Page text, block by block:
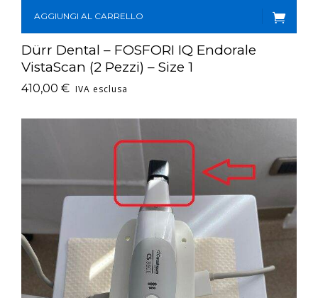
AGGIUNGI AL CARRELLO
Dürr Dental – FOSFORI IQ Endorale
VistaScan (2 Pezzi) – Size 1
410,00 € IVA esclusa